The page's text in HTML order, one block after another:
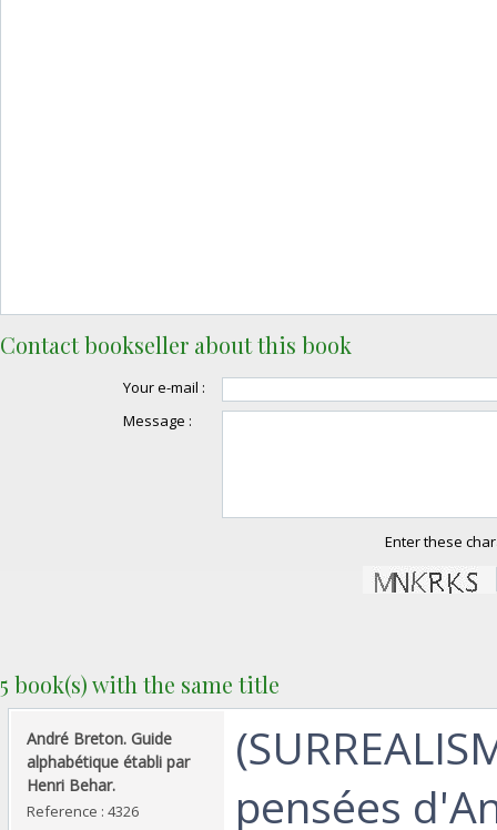
Contact bookseller about this book
Your e-mail :
Message :
Enter these
5 book(s) with the same title
‎André Breton. Guide
alphabétique établi par
Henri Behar.‎
Reference : 4326
pensées